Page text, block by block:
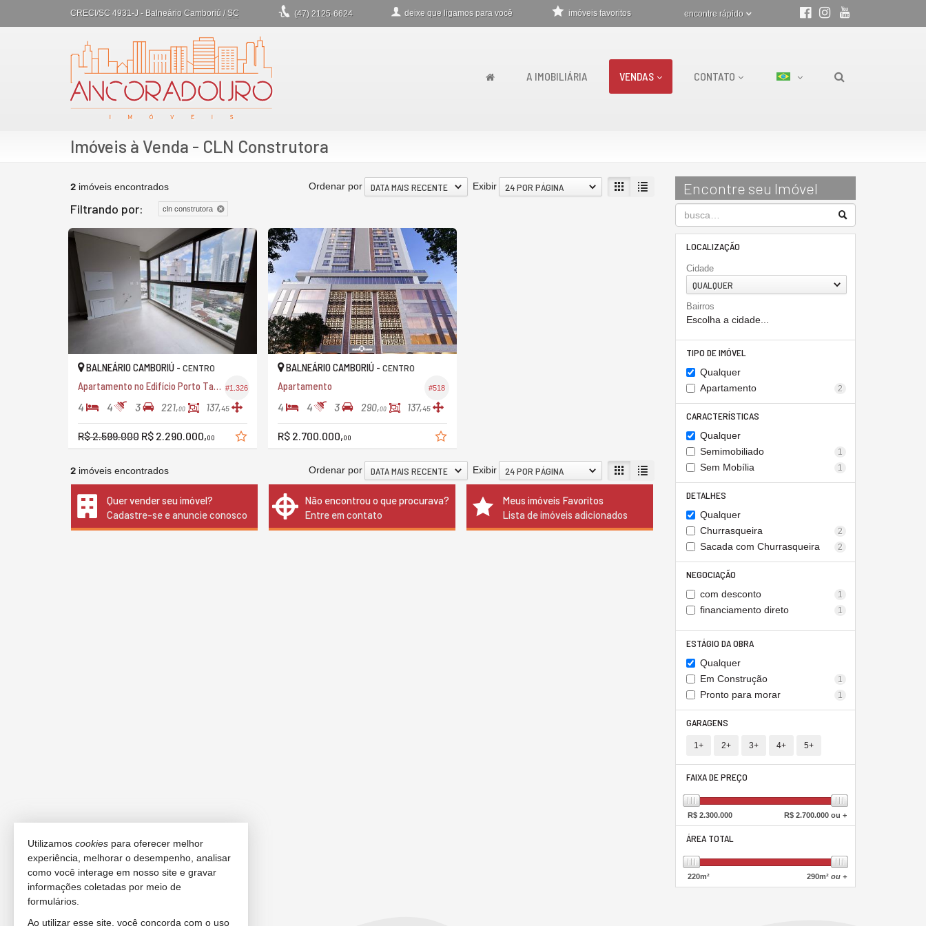
CRECI/SC 4931-J - Balneário Camboriú / SC (47) 2125-6624 deixe que ligamos para você encontre rápido
imóveis favoritos
A IMOBILIÁRIA VENDAS CONTATO
Imóveis à Venda - CLN Construtora
Encontre seu Imóvel
LOCALIZAÇÃO
Cidade
QUALQUER
Bairros
Escolha a cidade...
TIPO DE IMÓVEL
Qualquer
Apartamento
2
CARACTERÍSTICAS
Qualquer
Semimobiliado
1
Sem Mobília 1
DETALHES
Qualquer
Churrasqueira
2
Sacada com Churrasqueira 2
NEGOCIAÇÃO
com desconto 1
financiamento direto 1
ESTÁGIO DA OBRA
Qualquer
Em Construção
1
Pronto para morar 1
GARAGENS
1+ 2+ 3+ 4+ 5+
FAIXA DE PREÇO
R$ 2.300.000 R$2.700.000 ou +
ÁREA TOTAL
220m² 290m²ou +
2 imóveis encontrados Exibir 24 POR PÁGINA
Ordenar por DATA MAIS RECENTE
Filtrando por: cln construtora
#1.326
BALNEÁRIO CAMBORIÚ - CENTRO
Apartamento no Edifício Porto Tawny
4 4 3 221,00 137,45
R$ 2.599.000 R$ 2.290.000,00
#518
BALNEÁRIO CAMBORIÚ - CENTRO
Apartamento
4 4 3 290,00 137,45
R$ 2.700.000,00
2 imóveis encontrados Exibir 24 POR PÁGINA
Ordenar por DATA MAIS RECENTE
Quer vender seu imóvel?
Cadastre-se e anuncie conosco
Não encontrou o que procurava?
Entre em contato
Meus imóveis Favoritos
Lista de imóveis adicionados
Utilizamos cookies para oferecer melhor
experiência, melhorar o desempenho, analisar
como você interage em nosso site e gravar
informações coletadas por meio de
formulários.
Ao utilizar esse site, você concorda com o uso